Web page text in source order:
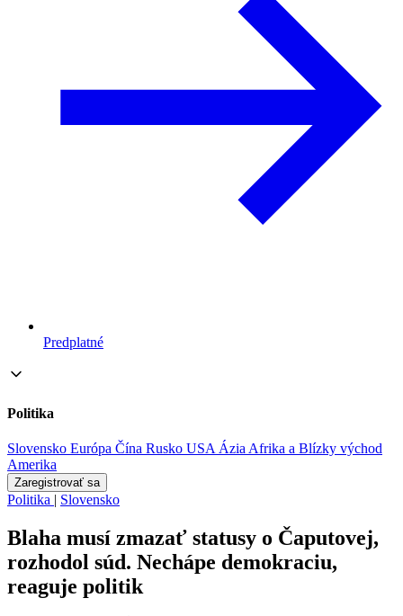
Predplatné
Politika
Slovensko Európa Čína Rusko USA ÁziaAfrika a Blízky východ
Amerika
Zaregistrovať sa
Politika | Slovensko
Blaha musí zmazať statusy o Čaputovej,
rozhodol súd. Nechápe demokraciu,
reaguje politik